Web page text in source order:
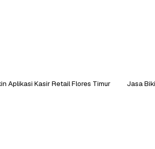
Aplikasi Kasir Retail Flores Timur
Jasa